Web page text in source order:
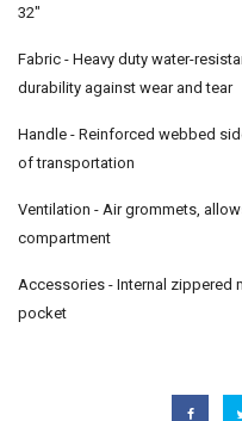
32"
Fabric - Heavy duty water-
durability against wear and tear
Handle - Reinforced webbed
of transportation
Ventilation - Air grommets,
compartment
Accessories - Internal zippered
pocket